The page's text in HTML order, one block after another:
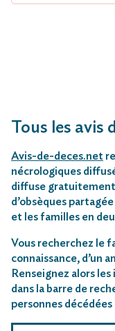
Tous les avis
Avis-de-deces.net
nécrologiques
diffuse gratuitement
d’obsèques
et les familles en
Vous recherchez le
connaissance, d’un
Renseignez alors
dans la barre de
personnes décédées